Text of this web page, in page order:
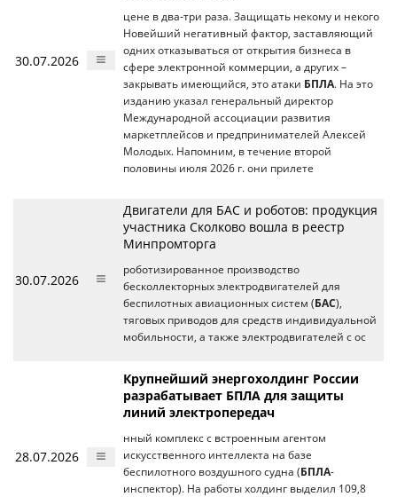
30.07.2026
цене в два-три раза. Защищать некому и некого
Новейший негативный фактор, заставляющий
одних отказываться от открытия бизнеса в
сфере электронной коммерции, а других –
закрывать имеющийся, это атаки БПЛА. На это
изданию указал генеральный директор
Международной ассоциации развития
маркетплейсов и предпринимателей Алексей
Молодых. Напомним, в течение второй
половины июля 2026 г. они прилете
30.07.2026
Двигатели для БАС и роботов: продукция
участника Сколково вошла в реестр
Минпромторга
роботизированное производство
бесколлекторных электродвигателей для
беспилотных авиационных систем (БАС),
тяговых приводов для средств индивидуальной
мобильности, а также электродвигателей с ос
28.07.2026
Крупнейший энергохолдинг России
разрабатывает БПЛА для защиты
линий электропередач
нный комплекс с встроенным агентом
искусственного интеллекта на базе
беспилотного воздушного судна (БПЛА-
инспектор). На работы холдинг выделил 109,8